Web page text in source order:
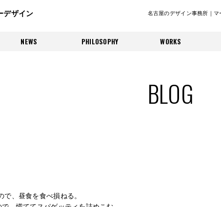
デザイン 名古屋のデザイン事務所｜マ
NEWS PHILOSOPHY WORKS
BLOG
、昼食を食べ損ねる。